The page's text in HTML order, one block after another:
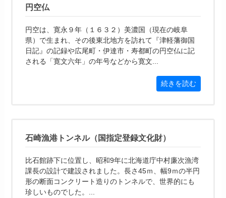
円空仏
円空は、寛永９年（１６３２）美濃国（現在の岐阜
県）で生まれ、その後東北地方を訪れて『津軽藩御国
日記』の記録や広尾町・伊達市・寿都町の円空仏に記
される「寛文六年」の年号などから寛文...
続きを読む
石崎漁港トンネル（国指定登録文化財）
比石館跡下に位置し、昭和9年に北海道庁中村廉次漁湾
課長の設計で建設されました。長さ45ｍ、幅9ｍの半円
形の断面コンクリート造りのトンネルで、世界的にも
珍しいものでした。...